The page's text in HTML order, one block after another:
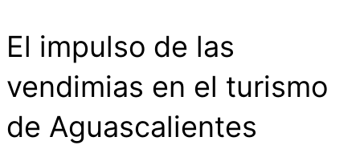
El impulso de las
vendimias en el turismo
de Aguascalientes